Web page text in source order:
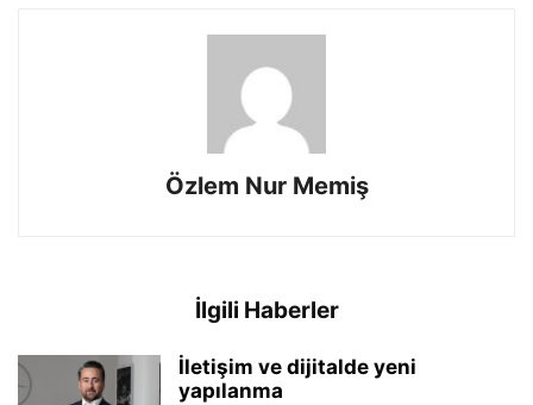
Özlem Nur Memiş
İlgili Haberler
İletişim ve dijitalde yeni
yapılanma